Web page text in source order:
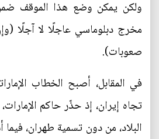
ولكن يمكن وضع هذا الموقف
مخرج دبلوماسي عاجلًا لا آجلًا
صعوبات).
في المقابل، أصبح الخطاب
تجاه إيران، إذ حذّر حاكم
البلاد، من دون تسمية طهران، فيما